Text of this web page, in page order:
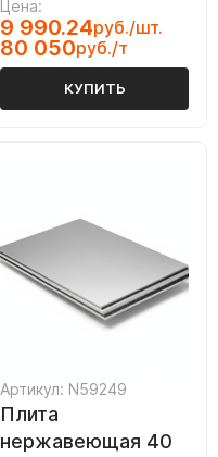
Цена:
9 990.24руб./шт.
80 050руб./т
КУПИТЬ
Артикул: N59249
Плита
нержавеющая 40